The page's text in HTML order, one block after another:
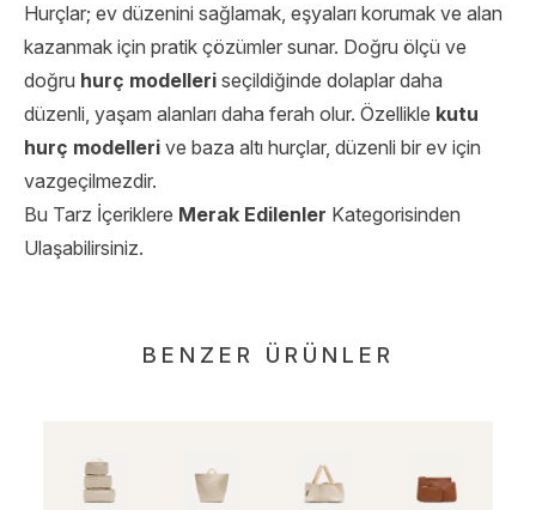
Hurçlar; ev düzenini sağlamak, eşyaları korumak ve alan
kazanmak için pratik çözümler sunar. Doğru ölçü ve
doğru hurç modelleri seçildiğinde dolaplar daha
düzenli, yaşam alanları daha ferah olur. Özellikle kutu
hurç modelleri ve baza altı hurçlar, düzenli bir ev için
vazgeçilmezdir.
Bu Tarz İçeriklere Merak Edilenler Kategorisinden
Ulaşabilirsiniz.
BENZER ÜRÜNLER